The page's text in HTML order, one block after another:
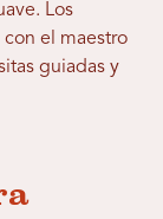
Los
el maestro
guiadas y